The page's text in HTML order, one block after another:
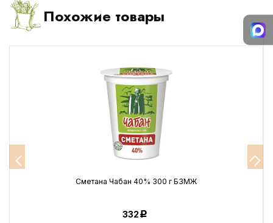
Похожие товары
Сметана Чабан 40% 300 г БЗМЖ
332Р